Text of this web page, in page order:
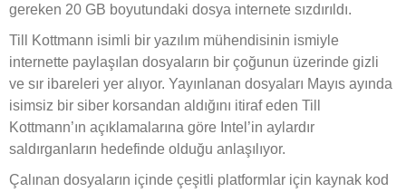
gereken 20 GB boyutundaki dosya internete sızdırıldı.
Till Kottmann isimli bir yazılım mühendisinin ismiyle
internette paylaşılan dosyaların bir çoğunun üzerinde gizli
ve sır ibareleri yer alıyor. Yayınlanan dosyaları Mayıs ayında
isimsiz bir siber korsandan aldığını itiraf eden Till
Kottmann’ın açıklamalarına göre Intel’in aylardır
saldırganların hedefinde olduğu anlaşılıyor.
Çalınan dosyaların içinde çeşitli platformlar için kaynak kod